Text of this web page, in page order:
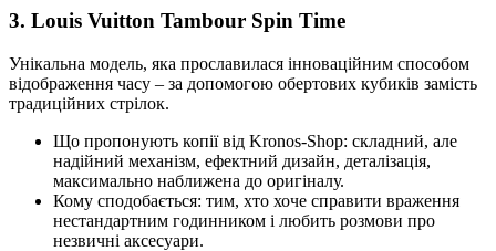
3. Louis Vuitton Tambour Spin Time
Унікальна модель, яка прославилася інноваційним способом
відображення часу – за допомогою обертових кубиків замість
традиційних стрілок.
Що пропонують копії від Kronos-Shop: складний, але
надійний механізм, ефектний дизайн, деталізація,
максимально наближена до оригіналу.
Кому сподобається: тим, хто хоче справити враження
нестандартним годинником і любить розмови про
незвичні аксесуари.